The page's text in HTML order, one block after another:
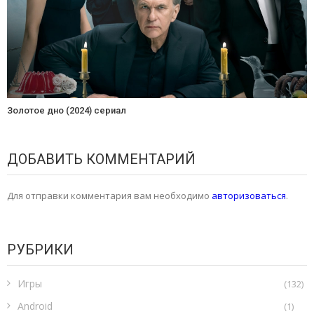
Золотое дно (2024) сериал
ДОБАВИТЬ КОММЕНТАРИЙ
Для отправки комментария вам необходимо авторизоваться.
РУБРИКИ
Игры (132)
Android (1)